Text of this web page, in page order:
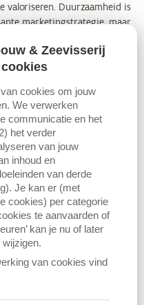
valoriseren. Duurzaamheid is
marketingstrategie, maar
zich voort in 2016 en 2017.
de standaard, vrije-
plaats.
(MSC/ASC) groeit fors verder
verdubbeling in twee jaar
blijven lichtjes stijgen, het
groeier.
verkoop (hoeveverkoop en
& Zeevisserij
cookies om jouw
We verwerken
communicatie en het
het verder
van jouw
inhoud en
van derde
Je kan er (met
cookies) per categorie
te aanvaarden of
kan je nu of later
van cookies vind